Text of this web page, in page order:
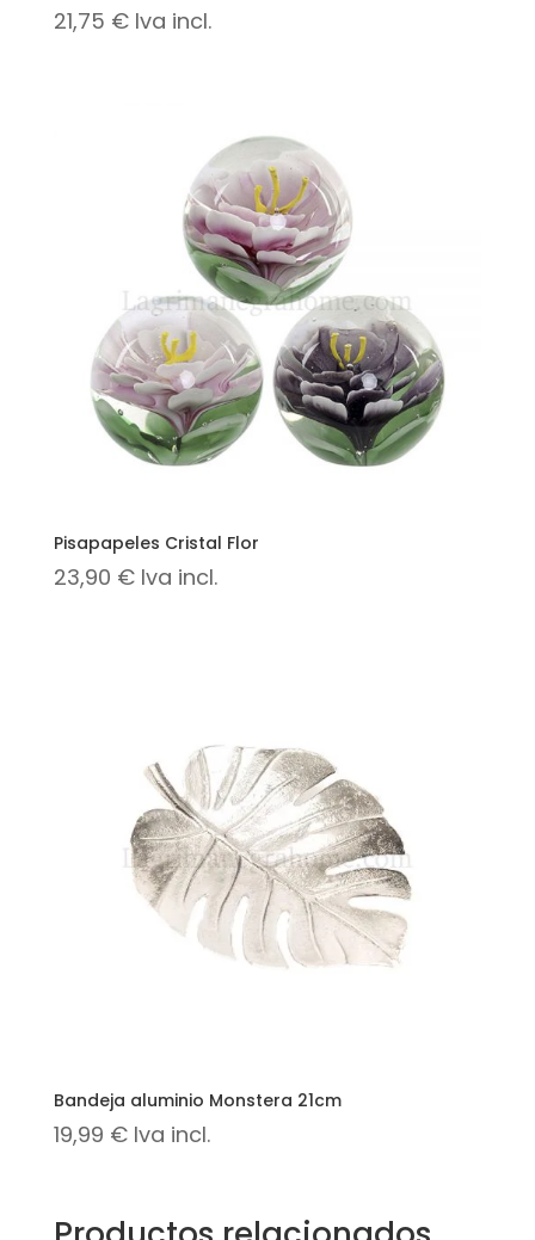
21,75 € Iva incl.
Pisapapeles Cristal Flor
23,90 € Iva incl.
Bandeja aluminio Monstera 21cm
19,99 € Iva incl.